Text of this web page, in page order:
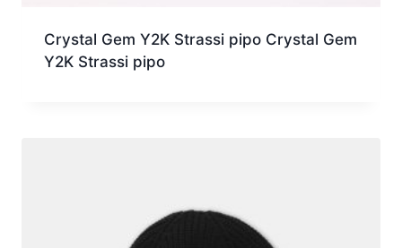
Crystal Gem Y2K Strassi pipo Crystal Gem
Y2K Strassi pipo